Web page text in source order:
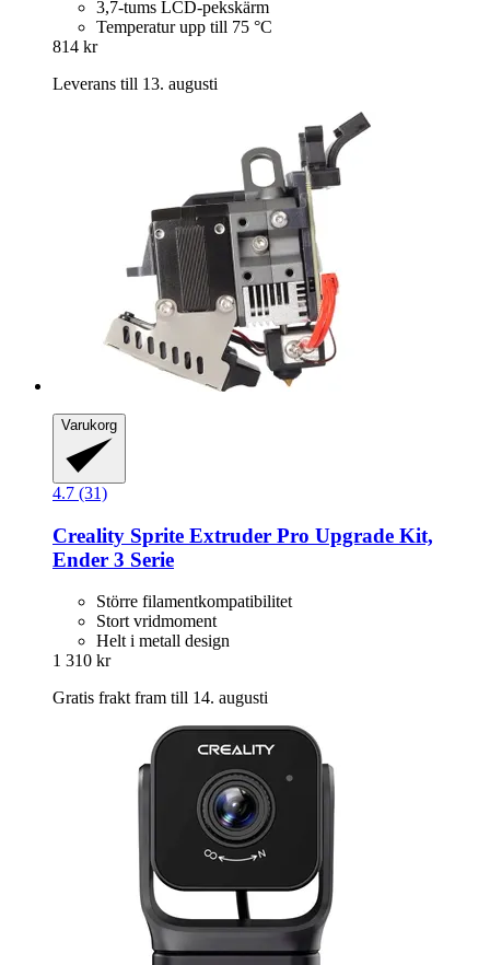
3,7-tums LCD-pekskärm
Temperatur upp till 75 °C
814 kr
Leverans till 13. augusti
Varukorg
4.7 (31)
Creality Sprite Extruder Pro Upgrade Kit,
Ender 3 Serie
Större filamentkompatibilitet
Stort vridmoment
Helt i metall design
1 310 kr
Gratis frakt fram till 14. augusti